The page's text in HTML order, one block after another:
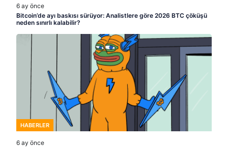
6 ay önce
Bitcoin’de ayı baskısı sürüyor: Analistlere göre 2026 BTC çöküşü
neden sınırlı kalabilir?
HABERLER
6 ay önce